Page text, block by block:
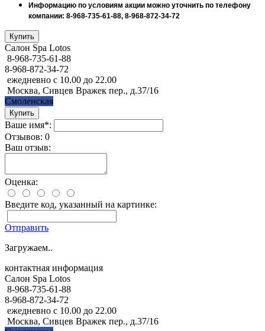
Информацию по условиям акции можно уточнить по телефону
компании: 8-968-735-61-88, 8-968-872-34-72
Салон Spa Lotos
8-968-735-61-88
8-968-872-34-72
ежедневно с 10.00 до 22.00
Москва, Сивцев Вражек пер., д.37/16
Смоленская
Ваше имя*:
Отзывов: 0
Ваш отзыв:
Оценка:
Введите код, указанный на картинке:
Отправить
Загружаем..
контактная информация
Салон Spa Lotos
8-968-735-61-88
8-968-872-34-72
ежедневно с 10.00 до 22.00
Москва, Сивцев Вражек пер., д.37/16